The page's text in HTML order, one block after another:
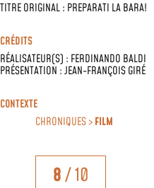
TITRE ORIGINAL : PREPARATI LA BARA!
CRÉDITS
RÉALISATEUR(S) : FERDINANDO BALDI
PRÉSENTATION :JEAN-FRANÇOIS GIRÉ
CONTEXTE
CHRONIQUES >FILM
8/ 10